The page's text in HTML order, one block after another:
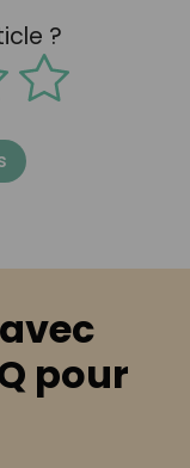
?
pour